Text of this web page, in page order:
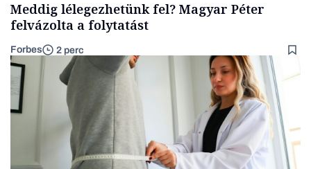
Meddig lélegezhetünk fel? Magyar Péter
felvázolta a folytatást
Forbes 2 perc